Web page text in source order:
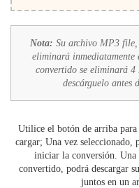
Nota: Su archivo MP3 file,
eliminará inmediatamente
convertido se eliminará 4
descárguelo antes
Utilice el botón de arriba para
cargar; Una vez seleccionado,
iniciar la conversión. Una
convertido, podrá descargar
juntos en un